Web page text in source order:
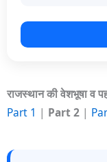
राजस्थान की वेशभूषा व
Part 1 | Part 2 |